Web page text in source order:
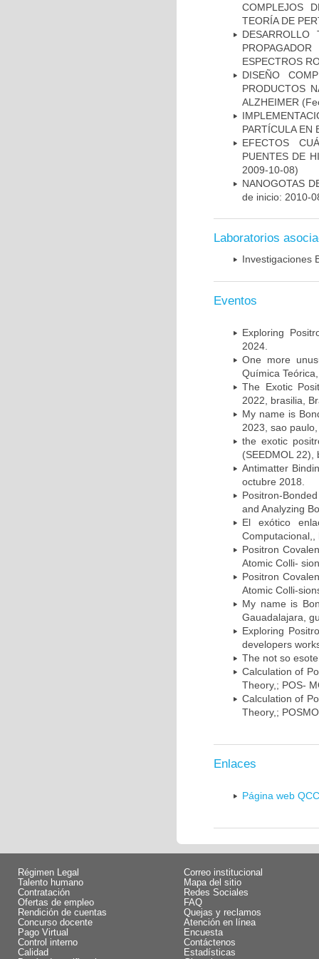
COMPLEJOS
TEORÍA DE
ESPECTROS
DISEÑO
PRODUCTOS
ALZHEIMER
PARTÍCULA EN
EFECTOS
PUENTES DE
2009-10-08)
NANOGOTAS
de inicio: 2010-
Laboratorios
Investigaciones
Eventos
Exploring
2024.
One more
Química
The Exotic
2022, brasilia,
My name is
2023, sao
the exotic
(SEEDMOL 22),
Antimatter
octubre 2018.
Positron-
and Analyzing
El exótico
Positron
Atomic Colli-
Positron
Atomic Colli-
My name is
Gauadalajara,
Exploring
developers
The not so
Calculation of
Theory,; POS-
Calculation of
Theory,;
Enlaces
Página web QCC
Régimen Legal
Talento humano
Contratación
Ofertas de empleo
Rendición de cuentas
Concurso docente
Pago Virtual
Control interno
Calidad
Correo institucional
Mapa del sitio
Redes Sociales
FAQ
Quejas y reclamos
Atención en línea
Encuesta
Contáctenos
Estadísticas